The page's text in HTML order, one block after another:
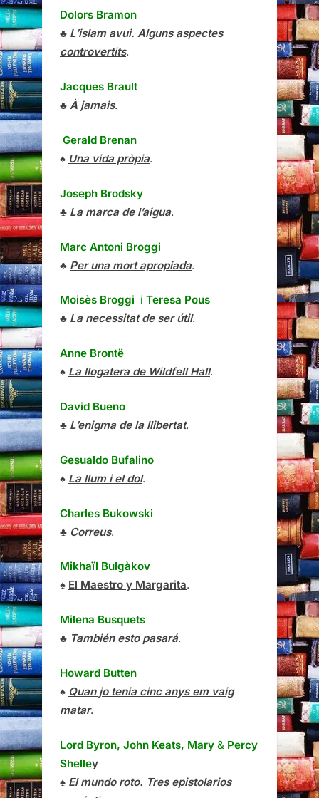
Dolors Bramon
♣ L’islam avui. Alguns aspectes
controvertits.
Jacques Brault
♣ À jamais.
Gerald Brenan
♠ Una vida pròpia.
Joseph Brodsky
♣ La marca de l’aigua.
Marc Antoni Broggi
♣ Per una mort apropiada.
Moisès Broggi i Teresa Pous
♣ La necessitat de ser útil.
Anne Brontë
♠ La llogatera de Wildfell Hall.
David Bueno
♣ L’enigma de la llibertat.
Gesualdo Bufalino
♠ La llum i el dol.
Charles Bukowski
♣ Correus.
Mikhaïl Bulgàkov
♠ El Maestro y Margarita.
Milena Busquets
♣ También esto pasará.
Howard Butten
♠ Quan jo tenia cinc anys em vaig
matar.
Lord Byron, John Keats, Mary & Percy
Shelley
♠ El mundo roto. Tres epistolarios